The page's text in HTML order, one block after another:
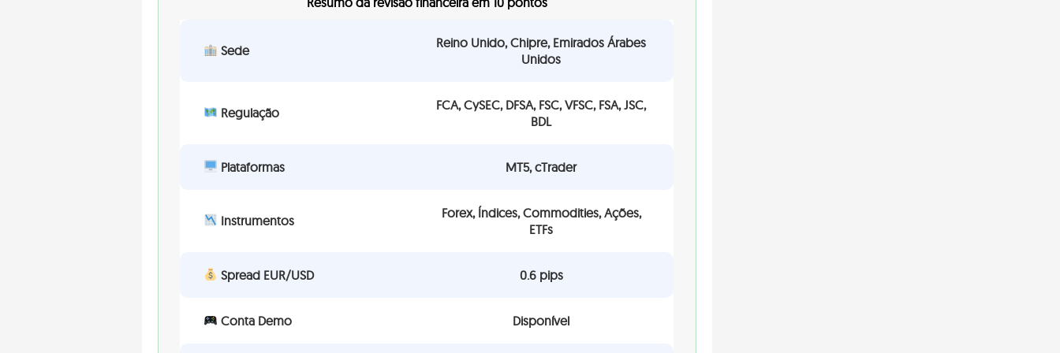
Sede
Reino Unido, Chipre, Emirados Árabes
Unidos
Regulação
FCA, CySEC, DFSA, FSC, VFSC, FSA, JSC,
BDL
Plataformas MT5, cTrader
Instrumentos
Forex, Índices, Commodities, Ações,
ETFs
Spread EUR/USD 0.6 pips
Conta Demo Disponível